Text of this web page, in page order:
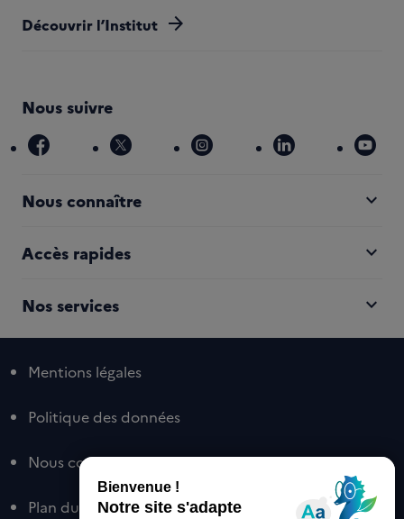
Découvrir l’Institut arrow_forward
Nous suivre
facebook x instagram linkedin
Nous connaître expand_more
Accès rapides expand_more
Nos services expand_more
Mentions légales
Politique des données
Nous contacter
Plan du site